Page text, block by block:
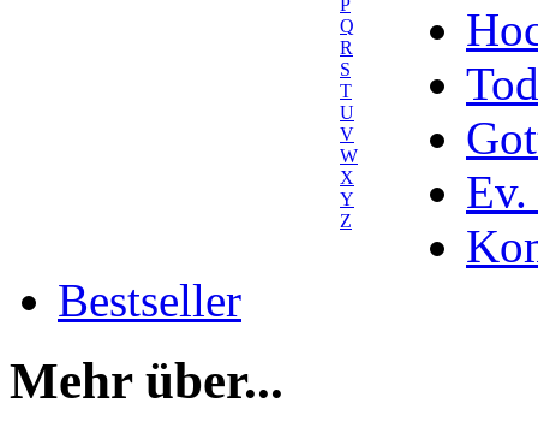
P
Q
R
S
T
U
V
W
X
Y
Z
Ev.
Bestseller
Mehr über...